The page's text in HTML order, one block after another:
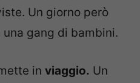
Un giorno però
gang di bambini.
in viaggio. Un